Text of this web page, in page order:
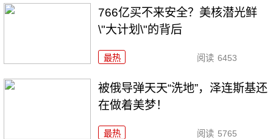
766亿买不来安全？美核潜光鲜
\"大计划\"的背后
最热 阅读 6453
被俄导弹天天“洗地”，泽连斯基还
在做着美梦！
最热 阅读 5765